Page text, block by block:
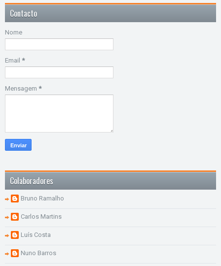
Contacto
Nome
Email *
Mensagem *
Colaboradores
Bruno Ramalho
Carlos Martins
Luís Costa
Nuno Barros